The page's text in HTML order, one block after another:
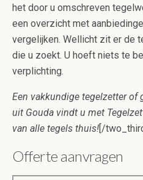
het door u omschreven
een overzicht met
vergelijken. Wellicht zit er de
die u zoekt. U hoeft niets te
verplichting.
Een vakkundige tegelzetter of
uit Gouda vindt u met
van alle tegels thuis![/
Offerte aanvragen